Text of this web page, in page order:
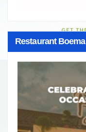
Restaurant Boema